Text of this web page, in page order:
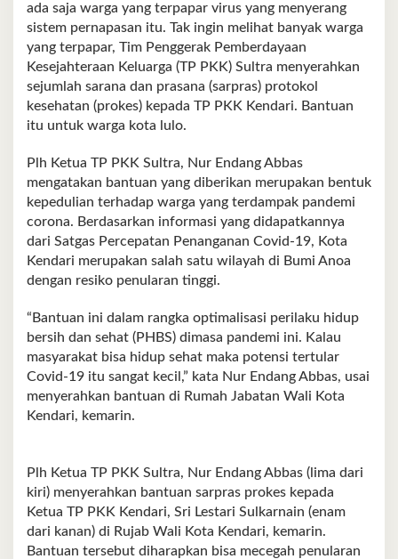
ada saja warga yang terpapar virus yang menyerang
sistem pernapasan itu. Tak ingin melihat banyak warga
yang terpapar, Tim Penggerak Pemberdayaan
Kesejahteraan Keluarga (TP PKK) Sultra menyerahkan
sejumlah sarana dan prasana (sarpras) protokol
kesehatan (prokes) kepada TP PKK Kendari. Bantuan
itu untuk warga kota lulo.
Plh Ketua TP PKK Sultra, Nur Endang Abbas
mengatakan bantuan yang diberikan merupakan bentuk
kepedulian terhadap warga yang terdampak pandemi
corona. Berdasarkan informasi yang didapatkannya
dari Satgas Percepatan Penanganan Covid-19, Kota
Kendari merupakan salah satu wilayah di Bumi Anoa
dengan resiko penularan tinggi.
“Bantuan ini dalam rangka optimalisasi perilaku hidup
bersih dan sehat (PHBS) dimasa pandemi ini. Kalau
masyarakat bisa hidup sehat maka potensi tertular
Covid-19 itu sangat kecil,” kata Nur Endang Abbas, usai
menyerahkan bantuan di Rumah Jabatan Wali Kota
Kendari, kemarin.
Plh Ketua TP PKK Sultra, Nur Endang Abbas (lima dari
kiri) menyerahkan bantuan sarpras prokes kepada
Ketua TP PKK Kendari, Sri Lestari Sulkarnain (enam
dari kanan) di Rujab Wali Kota Kendari, kemarin.
Bantuan tersebut diharapkan bisa mecegah penularan